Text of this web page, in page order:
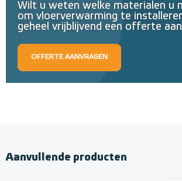
Wilt u weten welke materialen u
om vloerverwarming te
geheel vrijblijvend een offerte
OFFERTE AANVRAGEN
Aanvullende producten